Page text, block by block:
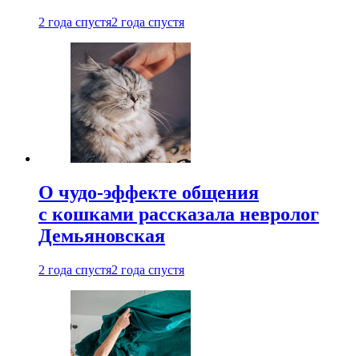
2 года спустя2 года спустя
О чудо-эффекте общения
с кошками рассказала невролог
Демьяновская
2 года спустя2 года спустя